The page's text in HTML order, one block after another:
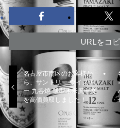
URLをコ
名古屋市南区のお客様か
ら、サントリー ウイスキ
ー 九谷焼 瓢型木米風申文
を高価買取しました！